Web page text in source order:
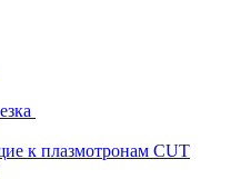
к плазмотронам CUT